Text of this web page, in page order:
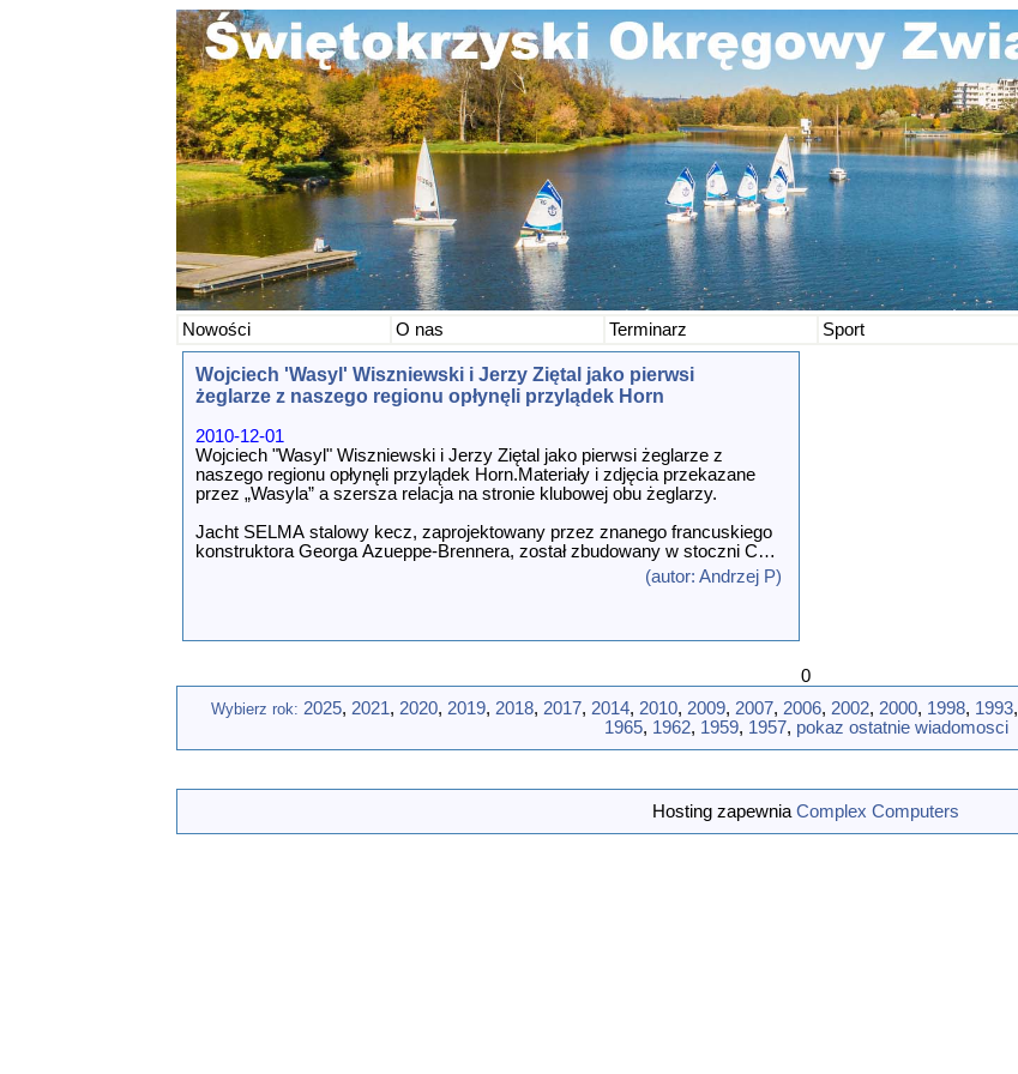
Nowości O nas Terminarz Sport
Wojciech 'Wasyl' Wiszniewski i Jerzy Ziętal jako pierwsi
żeglarze z naszego regionu opłynęli przylądek Horn
2010-12-01
Wojciech "Wasyl" Wiszniewski i Jerzy Ziętal jako pierwsi żeglarze z
naszego regionu opłynęli przylądek Horn.Materiały i zdjęcia przekazane
przez „Wasyla” a szersza relacja na stronie klubowej obu żeglarzy.
Jacht SELMA stalowy kecz, zaprojektowany przez znanego francuskiego
konstruktora Georga Azueppe-Brennera, został zbudowany w stoczni CM
Merret w Bretanii. Linie teoretyczne oparto na liniach znanego w tamtym
czasie z prędkości i dzielności morskiej jachtu regatowego KriterII. Selma
dz...[wiecej]
(autor: Andrzej P)
0
Wybierz rok: 2025, 2021, 2020, 2019, 2018, 2017, 2014, 2010, 2009, 2007, 2006, 2002, 2000, 1998, 1993,
1965, 1962, 1959, 1957, pokaz ostatnie wiadomosci
Hosting zapewnia Complex Computers